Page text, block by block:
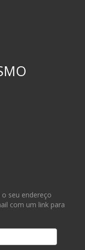
seu endereço
com um link para